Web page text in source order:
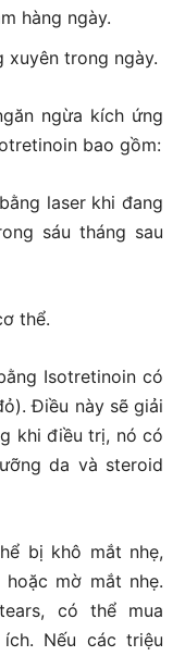
hàng ngày.
xuyên trong ngày.
ngừa kích ứng
bao gồm:
laser khi đang
sáu tháng sau
thể.
Isotretinoin có
Điều này sẽ giải
khi điều trị, nó có
da và steroid
bị khô mắt nhẹ,
mờ mắt nhẹ.
có thể mua
Nếu các triệu